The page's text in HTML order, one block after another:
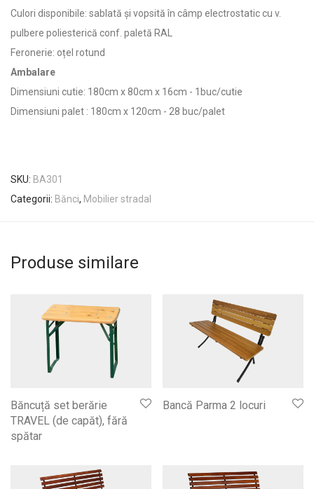
Culori disponibile: sablată și vopsită în câmp electrostatic cu v.
pulbere poliesterică conf. paletă RAL
Feronerie: oțel rotund
Ambalare
Dimensiuni cutie: 180cm x 80cm x 16cm - 1buc/cutie
Dimensiuni palet : 180cm x 120cm - 28 buc/palet
SKU: BA301
Categorii: Bănci, Mobilier stradal
Produse similare
Băncuță set berărie
TRAVEL (de capăt), fără
spătar
Bancă Parma 2 locuri